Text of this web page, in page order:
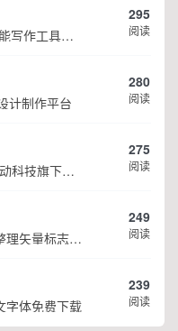
基于AI大模型的中文智能写作工具，面向学生、自媒体、职场人士提供一站式文本创作服务 核心定位 AI写作助手是依托人工智能技术打造的创作辅助平台，专注中文文本生成与优化，帮助用户快速完成各类文案、文章、论文等内容创作，提升写作效率 核心功能 ...
295
阅读
计制作平台
280
阅读
笔墨公文是北京笔墨跳动科技旗下垂直公文赛道 AIGC 创作平台，深耕体制公文专业场景，依托海量标准公文语料训练专属大模型。平台整合 AI 公文生成、全维度智能校对、范文库、实时更新素材库、标准化公文模板五大核心板块，兼顾公文快速撰写、文稿合...
275
阅读
HDLOGO 是一个专门整理矢量标志和图标的网站，提供各类品牌和公司的矢量标志下载服务，主要面向设计师、营销人员和企业用户，帮他们获取高质量的品牌标识资源。
249
阅读
字体免费下载
239
阅读